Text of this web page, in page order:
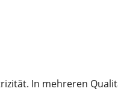
In mehreren